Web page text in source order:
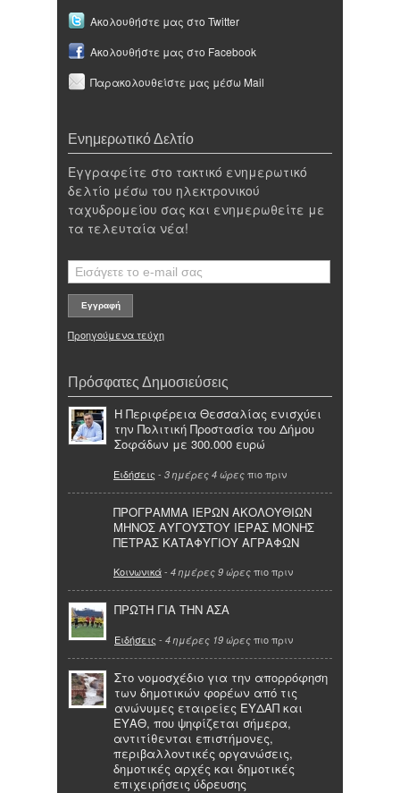
Ακολουθήστε μας στο Twitter
Ακολουθήστε μας στο Facebook
Παρακολουθείστε μας μέσω Mail
Ενημερωτικό Δελτίο
Εγγραφείτε στο τακτικό ενημερωτικό
δελτίο μέσω του ηλεκτρονικού
ταχυδρομείου σας και ενημερωθείτε με
τα τελευταία νέα!
Προηγούμενα τεύχη
Πρόσφατες Δημοσιεύσεις
Η Περιφέρεια Θεσσαλίας ενισχύει
την Πολιτική Προστασία του Δήμου
Σοφάδων με 300.000 ευρώ
Ειδήσεις - 3 ημέρες 4 ώρες πιο πριν
ΠΡΟΓΡΑΜΜΑ ΙΕΡΩΝ ΑΚΟΛΟΥΘΙΩΝ
ΜΗΝΟΣ ΑΥΓΟΥΣΤΟΥ ΙΕΡΑΣ ΜΟΝΗΣ
ΠΕΤΡΑΣ ΚΑΤΑΦΥΓΙΟΥ ΑΓΡΑΦΩΝ
Κοινωνικά- 4 ημέρες 9 ώρες πιο πριν
ΠΡΩΤΗ ΓΙΑ ΤΗΝ ΑΣΑ
Ειδήσεις - 4 ημέρες 19 ώρες πιο πριν
Στο νομοσχέδιο για την απορρόφηση
των δημοτικών φορέων από τις
ανώνυμες εταιρείες ΕΥΔΑΠ και
ΕΥΑΘ, που ψηφίζεται σήμερα,
αντιτίθενται επιστήμονες,
περιβαλλοντικές οργανώσεις,
δημοτικές αρχές και δημοτικές
επιχειρήσεις ύδρευσης